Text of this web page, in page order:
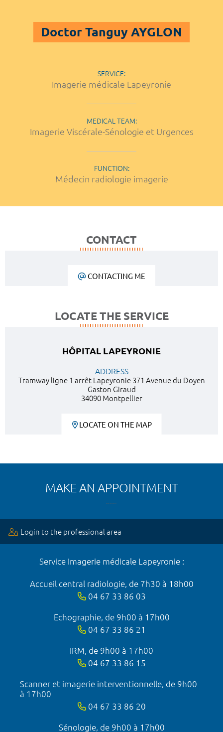
Doctor Tanguy AYGLON
SERVICE:
Imagerie médicale Lapeyronie
MEDICAL TEAM:
Imagerie Viscérale-Sénologie et Urgences
FUNCTION:
Médecin radiologie imagerie
CONTACT
CONTACTING ME
LOCATE THE SERVICE
HÔPITAL LAPEYRONIE
ADDRESS
Tramway ligne 1 arrêt Lapeyronie 371 Avenue du Doyen
Gaston Giraud
34090 Montpellier
LOCATE ON THE MAP
MAKE AN APPOINTMENT
Login to the professional area
Service Imagerie médicale Lapeyronie :
Accueil central radiologie, de 7h30 à 18h00
04 67 33 86 03
Echographie, de 9h00 à 17h00
04 67 33 86 21
IRM, de 9h00 à 17h00
04 67 33 86 15
Scanner et imagerie interventionnelle, de 9h00
à 17h00
04 67 33 86 20
Sénologie, de 9h00 à 17h00